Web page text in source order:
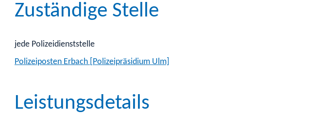
Zuständige Stelle
jede Polizeidienststelle
Polizeiposten Erbach [Polizeipräsidium Ulm]
Leistungsdetails